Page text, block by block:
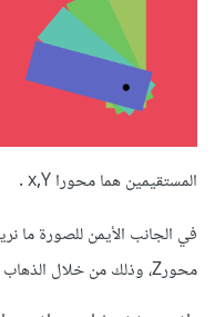
المستقيمين هما محورا x,Y .
في الجانب الأيمن للصورة ما
محورZ، وذلك من خلال الذهاب إلى القائمة: